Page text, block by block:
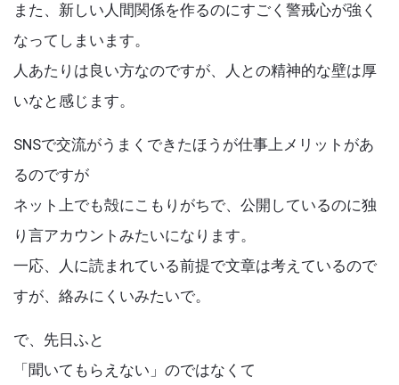
また、新しい人間関係を作るのにすごく警戒心が強く
なってしまいます。
人あたりは良い方なのですが、人との精神的な壁は厚
いなと感じます。
SNSで交流がうまくできたほうが仕事上メリットがあ
るのですが
ネット上でも殻にこもりがちで、公開しているのに独
り言アカウントみたいになります。
一応、人に読まれている前提で文章は考えているので
すが、絡みにくいみたいで。
で、先日ふと
「聞いてもらえない」のではなくて